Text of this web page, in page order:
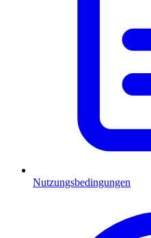
Nutzungsbedingungen